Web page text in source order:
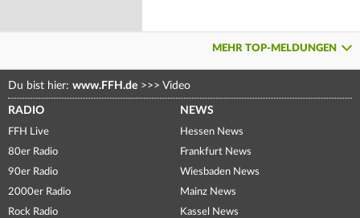
MEHR TOP-MELDUNGEN
Du bist hier: www.FFH.de >>> Video
RADIO
FFH Live
80er Radio
90er Radio
2000er Radio
Rock Radio
NEWS
Hessen News
Frankfurt News
Wiesbaden News
Mainz News
Kassel News